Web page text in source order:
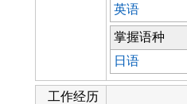
英语
掌握语种
日语
工作经历